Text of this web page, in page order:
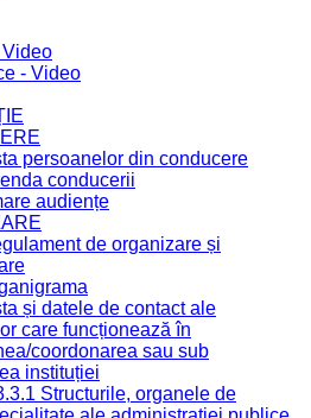
- Video
persoanelor din conducere
conducerii
audiențe
de organizare și
și datele de contact ale
care funcționează în
coordonarea sau sub
instituției
Structurile, organele de